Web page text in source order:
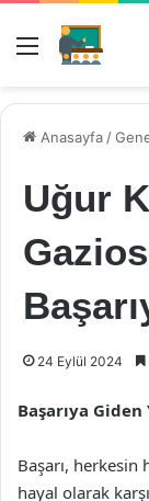
Menü
Anasayfa /
Uğur
24 Eylül 2024
Başarıya
Başarı,
hayal olarak